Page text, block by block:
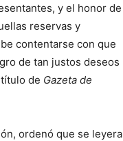
y el honor de
reservas y
contentarse con que
de tan justos deseos
de Gazeta de
ordenó que se leyera